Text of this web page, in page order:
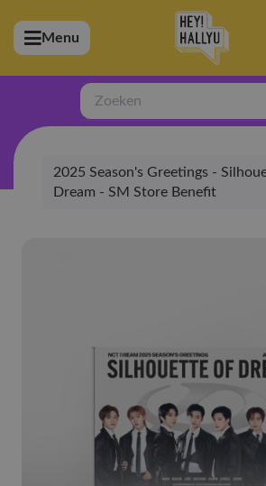
(Artiesten)
(Merchandise)
(Exclusive)
(Winkel)
Menu
Zoeken
2025 Season's Greetings -
Dream - SM Store Benefit